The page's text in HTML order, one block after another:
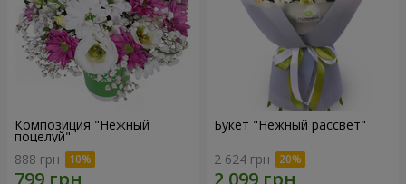
Композиция "Нежный
поцелуй"
888 грн
Букет "Нежный рассвет"
2 624 грн